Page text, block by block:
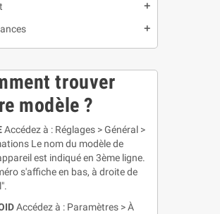
add
add
trouver
modèle ?
Accédez à : Réglages > Général >
Le nom du modèle de
est indiqué en 3ème ligne.
s'affiche en bas, à droite de
Accédez à : Paramètres > À